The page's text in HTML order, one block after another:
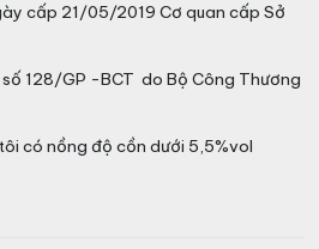
cấp 21/05/2019 Cơ quan cấp Sở
128/GP -BCT do Bộ Công Thương
có nồng độ cồn dưới 5,5%vol